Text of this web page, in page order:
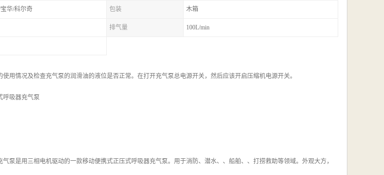
华/科尔奇 包装 木箱
排气量 100L/min
用情况及检查充气泵的润滑油的液位是否正常。在打开充气泵总电源开关，然后应该开启压缩机电源开关。
呼吸器充气泵
泵是用三相电机驱动的一款移动便携式正压式呼吸器充气泵。用于消防、潜水、、船舶、、打捞救助等领域。外观大方，